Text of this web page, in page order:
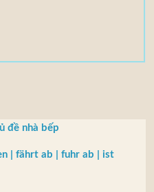
đề nhà bếp
| fährt ab | fuhr ab | ist